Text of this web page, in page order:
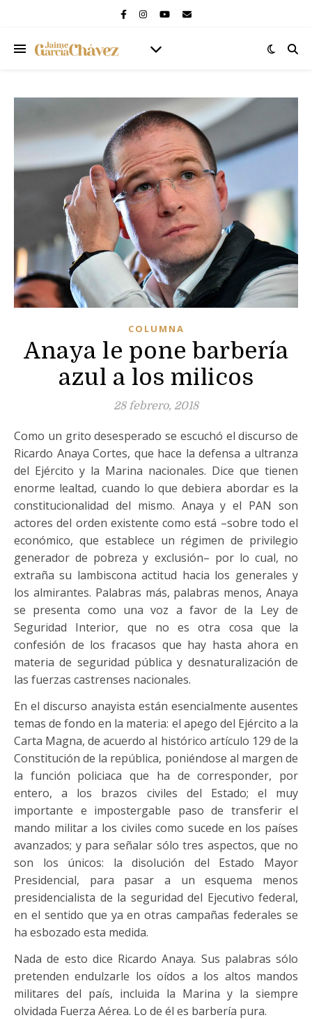
COLUMNA
Anaya le pone barbería
azul a los milicos
28 febrero, 2018
Como un grito desesperado se escuchó el discurso de
Ricardo Anaya Cortes, que hace la defensa a ultranza
del Ejército y la Marina nacionales. Dice que tienen
enorme lealtad, cuando lo que debiera abordar es la
constitucionalidad del mismo. Anaya y el PAN son
actores del orden existente como está –sobre todo el
económico, que establece un régimen de privilegio
generador de pobreza y exclusión– por lo cual, no
extraña su lambiscona actitud hacia los generales y
los almirantes. Palabras más, palabras menos, Anaya
se presenta como una voz a favor de la Ley de
Seguridad Interior, que no es otra cosa que la
confesión de los fracasos que hay hasta ahora en
materia de seguridad pública y desnaturalización de
las fuerzas castrenses nacionales.
En el discurso anayista están esencialmente ausentes
temas de fondo en la materia: el apego del Ejército a la
Carta Magna, de acuerdo al histórico artículo 129 de la
Constitución de la república, poniéndose al margen de
la función policiaca que ha de corresponder, por
entero, a los brazos civiles del Estado; el muy
importante e impostergable paso de transferir el
mando militar a los civiles como sucede en los países
avanzados; y para señalar sólo tres aspectos, que no
son los únicos: la disolución del Estado Mayor
Presidencial, para pasar a un esquema menos
presidencialista de la seguridad del Ejecutivo federal,
en el sentido que ya en otras campañas federales se
ha esbozado esta medida.
Nada de esto dice Ricardo Anaya. Sus palabras sólo
pretenden endulzarle los oídos a los altos mandos
militares del país, incluida la Marina y la siempre
olvidada Fuerza Aérea. Lo de él es barbería pura.